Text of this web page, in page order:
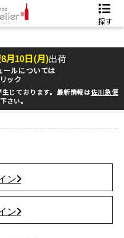
探す
8月10日(月)出荷
ールについては
ック
じております。最新情報は佐川急便
さい。
ン
ン